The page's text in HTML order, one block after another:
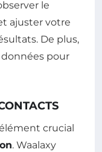
le
ajuster votre
De plus,
données pour
crucial
. Waalaxy